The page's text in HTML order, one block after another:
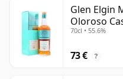
Glen Elgin
Oloroso
70cl • 55.6%
73 € ?